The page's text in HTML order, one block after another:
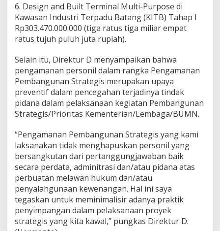
4
.
9
7
1
5
8
8
0
0
0
6. Design and Built Terminal Multi-Purpose di
Kawasan Industri Terpadu Batang (KITB) Tahap I
Rp303.470.000.000 (tiga ratus tiga miliar empat
ratus tujuh puluh juta rupiah).
Selain itu, Direktur D menyampaikan bahwa
pengamanan personil dalam rangka Pengamanan
Pembangunan Strategis merupakan upaya
preventif dalam pencegahan terjadinya tindak
pidana dalam pelaksanaan kegiatan Pembangunan
Strategis/Prioritas Kementerian/Lembaga/BUMN.
“Pengamanan Pembangunan Strategis yang kami
laksanakan tidak menghapuskan personil yang
bersangkutan dari pertanggungjawaban baik
secara perdata, adminitrasi dan/atau pidana atas
perbuatan melawan hukum dan/atau
penyalahgunaan kewenangan. Hal ini saya
tegaskan untuk meminimalisir adanya praktik
penyimpangan dalam pelaksanaan proyek
strategis yang kita kawal,” pungkas Direktur D.